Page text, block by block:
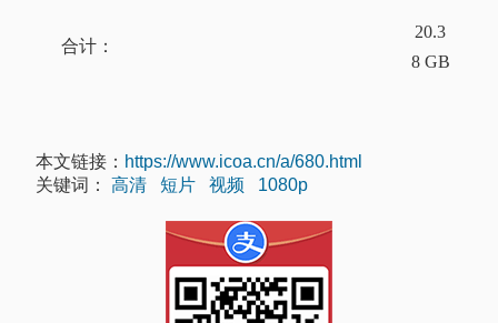
合计：
20.3
8 GB
本文链接： https://www.icoa.cn/a/680.html
关键词： 高清 短片 视频 1080p